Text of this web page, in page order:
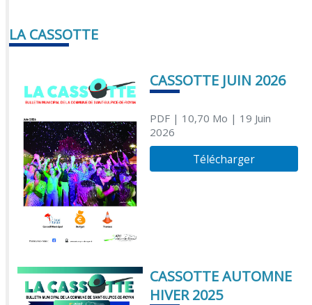
LA CASSOTTE
CASSOTTE JUIN 2026
PDF| 10,70 Mo | 19 Juin
2026
Télécharger
CASSOTTE AUTOMNE
HIVER 2025